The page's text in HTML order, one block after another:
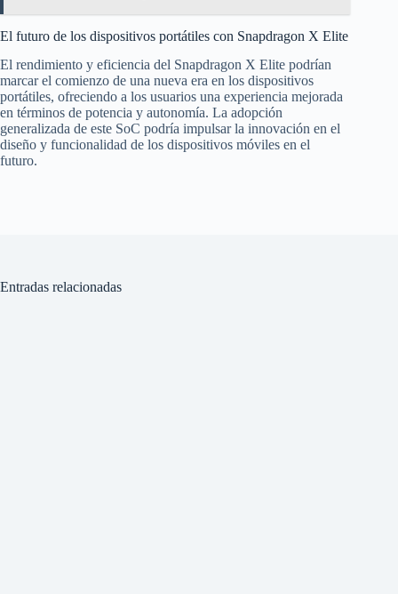
El futuro de los dispositivos portátiles con Snapdragon X Elite
El rendimiento y eficiencia del Snapdragon X Elite podrían
marcar el comienzo de una nueva era en los dispositivos
portátiles, ofreciendo a los usuarios una experiencia mejorada
en términos de potencia y autonomía. La adopción
generalizada de este SoC podría impulsar la innovación en el
diseño y funcionalidad de los dispositivos móviles en el
futuro.
Entradas relacionadas